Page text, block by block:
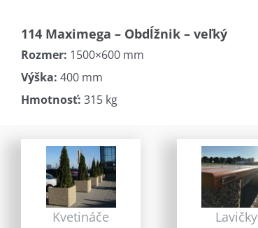
114 Maximega – Obdĺžnik – veľký
Rozmer: 1500×600 mm
Výška: 400 mm
Hmotnosť: 315 kg
Kvetináče Lavičky